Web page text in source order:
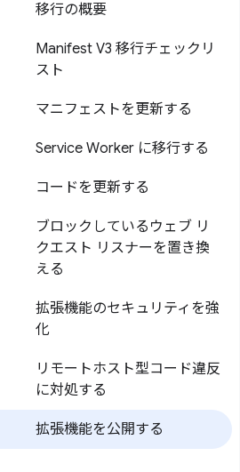
移行の概要
Manifest V3 移行チェックリ
スト
マニフェストを更新する
Service Worker に移行する
コードを更新する
ブロックしているウェブ リ
クエスト リスナーを置き換
える
拡張機能のセキュリティを強
化
リモートホスト型コード違反
に対処する
拡張機能を公開する